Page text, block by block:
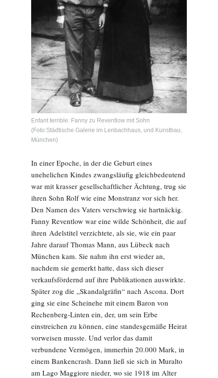
Enfant terrible: Fanny zu Reventlow mit Sohn
(Foto:Städtische Galerie im Lenbachhaus, und Kunstbau,
München)
In einer Epoche, in der die Geburt eines
unehelichen Kindes zwangsläufig gleichbedeutend
war mit krasser gesellschaftlicher Ächtung, trug sie
ihren Sohn Rolf wie eine Monstranz vor sich her.
Den Namen des Vaters verschwieg sie hartnäckig.
Fanny Reventlow war eine wilde Schönheit, die auf
ihren Adelstitel verzichtete, als sie, wie ein paar
Jahre darauf Thomas Mann, aus Lübeck nach
München kam. Sie nahm ihn erst wieder an,
nachdem sie gemerkt hatte, dass sich dieser
verkaufsfördernd auf ihre Publikationen auswirkte.
Später zog die „Skandalgräfin“ nach Ascona. Dort
ging sie eine Scheinehe mit einem Baron von
Rechenberg-Linten ein, der, um sein Erbe
einstreichen zu können, eine standesgemäße Heirat
vorweisen musste. Und verlor das damit
verbundene Vermögen, immerhin 20.000 Mark, in
einem Bankencrash. Dann ließ sie sich in Muralto
am Lago Maggiore nieder, wo sie 1918 im Alter